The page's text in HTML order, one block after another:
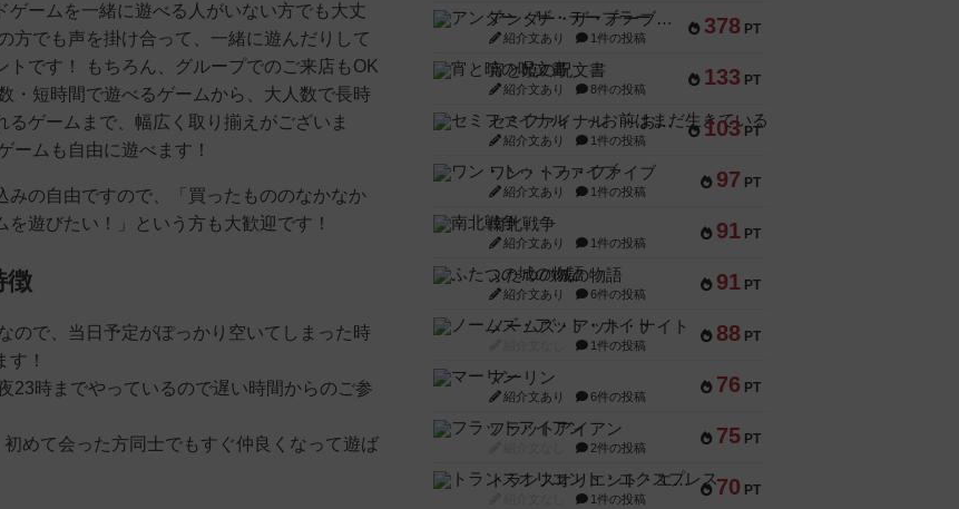
ゲームを一緒に遊べる人がいない方でも大丈
方でも声を掛け合って、一緒に遊んだりして
トです！ もちろん、グループでのご来店もOK
・短時間で遊べるゲームから、大人数で長時
るゲームまで、幅広く取り揃えがございま
ームも自由に遊べます！
みの自由ですので、「買ったもののなかなか
を遊びたい！」という方も大歓迎です！
徴
ので、当日予定がぽっかり空いてしまった時
す！
23時までやっているので遅い時間からのご参
初めて会った方同士でもすぐ仲良くなって遊ば
378 PT
アンダー・ザ・テーブラー
紹介文あり 1件の投稿
133 PT
宵と暁の呪文書
紹介文あり 8件の投稿
103 PT
セミファイナル ～お前はまだ生きている～
紹介文あり 1件の投稿
97 PT
ワン・トゥ・ファイブ
紹介文あり 1件の投稿
91 PT
南北戦争
紹介文あり 1件の投稿
91 PT
ふたつの城の物語
紹介文あり 6件の投稿
88 PT
ノームズ・アット・ナイト
1件の投稿
76 PT
マーリン
紹介文あり 6件の投稿
75 PT
フラットアイアン
2件の投稿
70 PT
トランスオリエント・エクスプレス
1件の投稿